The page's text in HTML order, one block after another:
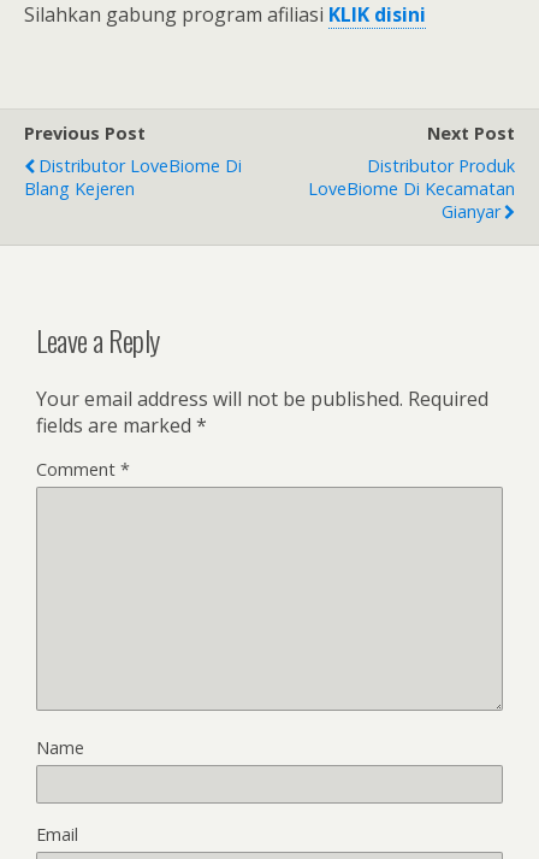
Silahkan gabung program afiliasi KLIK disini
Previous Post
Distributor LoveBiome Di
Blang Kejeren
Next Post
Distributor Produk
LoveBiome Di Kecamatan
Gianyar
Leave a Reply
Your email address will not be published. Required
fields are marked *
Comment *
Name
Email